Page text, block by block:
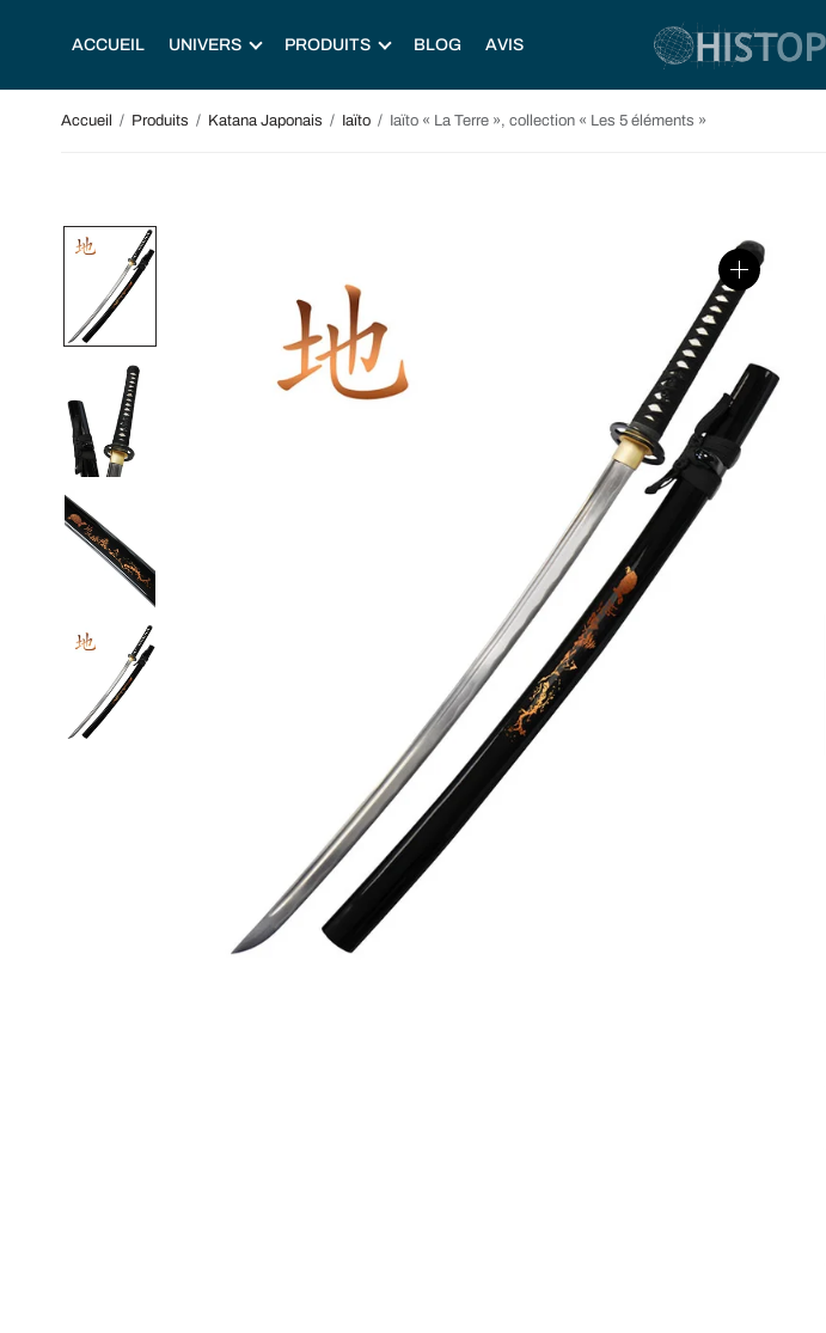
ACCUEIL UNIVERS PRODUITS BLOG AVIS
Accueil / Produits / Katana Japonais / Iaïto / Iaïto « La Terre », collection « Les 5 éléments »